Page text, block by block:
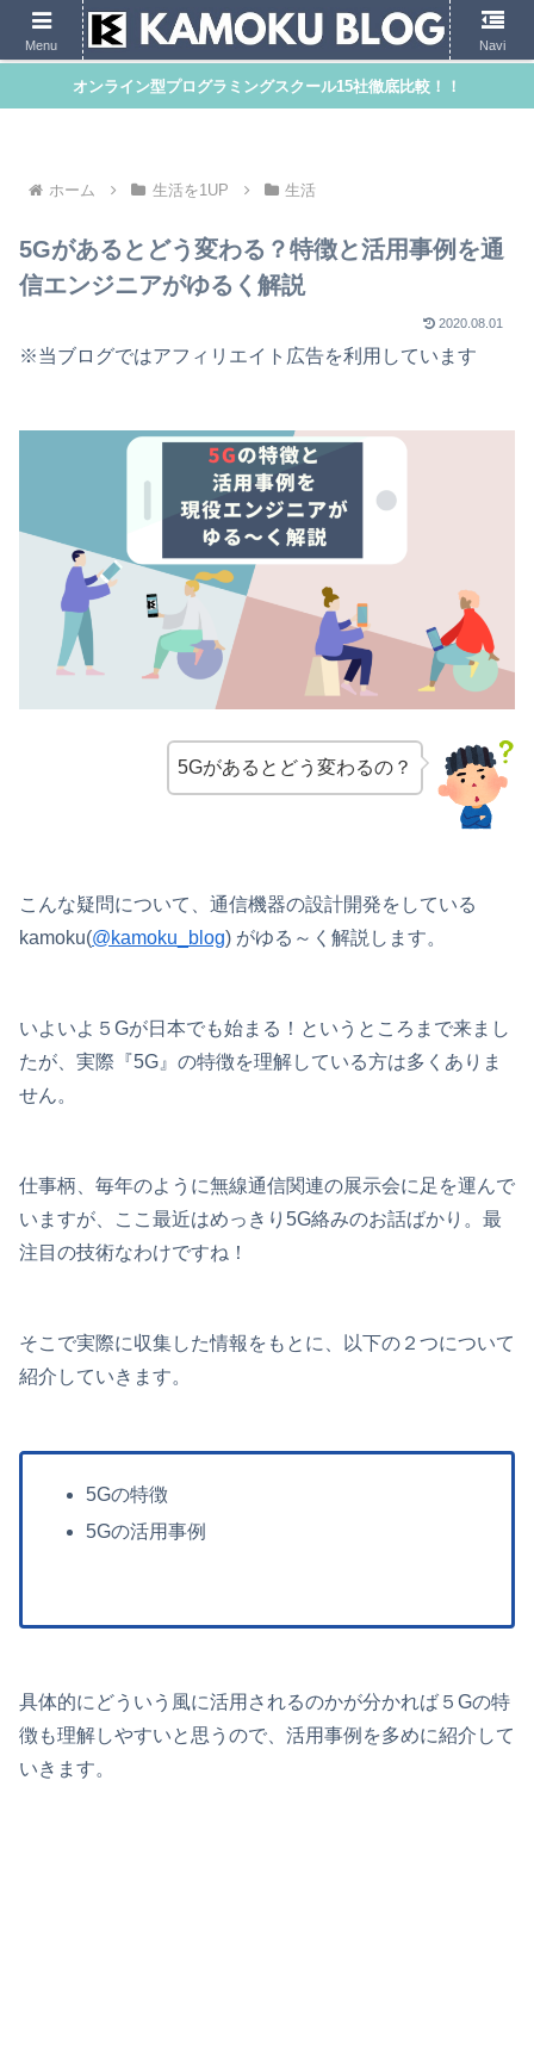
オンライン型プログラミングスクール15社徹底比較！！
ホーム 生活を1UP 生活
5Gがあるとどう変わる？特徴と活用事例を通
信エンジニアがゆるく解説
2020.08.01
※当ブログではアフィリエイト広告を利用しています
5Gがあるとどう変わるの？
こんな疑問について、通信機器の設計開発をしている
kamoku(@kamoku_blog) がゆる～く解説します。
いよいよ５Gが日本でも始まる！というところまで来まし
たが、実際『5G』の特徴を理解している方は多くありま
せん。
仕事柄、毎年のように無線通信関連の展示会に足を運んで
いますが、ここ最近はめっきり5G絡みのお話ばかり。最
注目の技術なわけですね！
そこで実際に収集した情報をもとに、以下の２つについて
紹介していきます。
5Gの特徴
5Gの活用事例
具体的にどういう風に活用されるのかが分かれば５Gの特
徴も理解しやすいと思うので、活用事例を多めに紹介して
いきます。
Menu Navi